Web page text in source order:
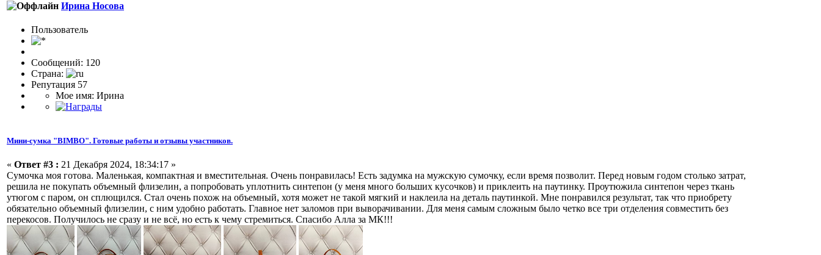
Ирина Носова
Пользовaтeль
Сообщений: 120
Страна:
Репутация 57
Мое имя: Ирина
Мини-сумка "BIMBO". Готовые работы и отзывы участников.
« Ответ #3 : 21 Декабря 2024, 18:34:17 »
Сумочка моя готова. Маленькая, компактная и вместительная. Очень понравилась! Есть задумка на мужскую сумочку, если время позволит. Перед новым годом столько затрат,
решила не покупать объемный флизелин, а попробовать уплотнить синтепон (у меня много больших кусочков) и приклеить на паутинку. Проутюжила синтепон через ткань
утюгом с паром, он сплющился. Стал очень похож на объемный, хотя может не такой мягкий и наклеила на деталь паутинкой. Мне понравился результат, так что приобрету
обязательно объемный флизелин, с ним удобно работать. Главное нет заломов при выворачивании. Для меня самым сложным было четко все три отделения совместить без
перекосов. Получилось не сразу и не всё, но есть к чему стремиться. Спасибо Алла за МК!!!